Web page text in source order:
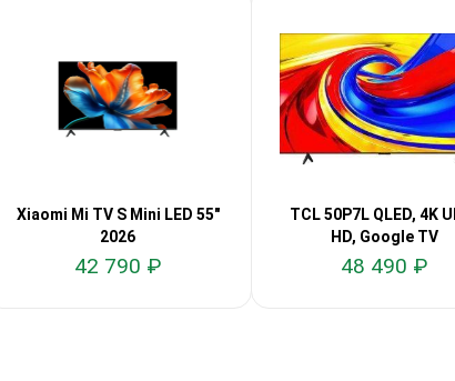
Xiaomi Mi TV S Mini LED 55"
2026
42 790 ₽
TCL 50P7L QLED, 4K
HD, Google TV
48 490 ₽